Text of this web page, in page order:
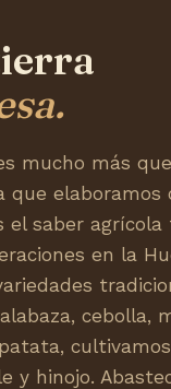
mucho más
que elaboramos
el saber
en la
cebolla,
y hinojo.